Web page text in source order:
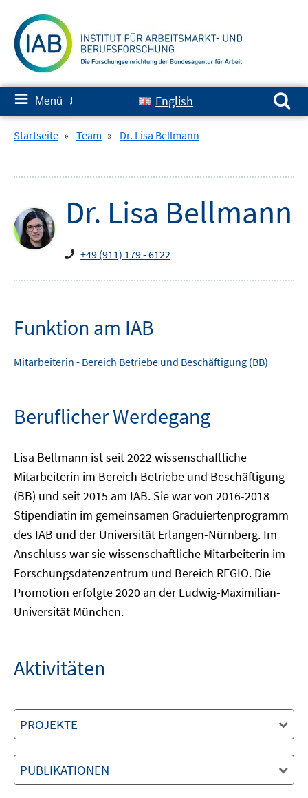
zum
Inhalt
≡ Menü ✘ English
Suchen nach:
Startseite » Team » Dr. Lisa Bellmann
Dr. Lisa Bellmann
+49 (911) 179 - 6122
Funktion am IAB
Mitarbeiterin - Bereich Betriebe und Beschäftigung (BB)
Beruflicher Werdegang
Lisa Bellmann ist seit 2022 wissenschaftliche
Mitarbeiterin im Bereich Betriebe und Beschäftigung
(BB) und seit 2015 am IAB. Sie war von 2016-2018
Stipendiatin im gemeinsamen Graduiertenprogramm
des IAB und der Universität Erlangen-Nürnberg. Im
Anschluss war sie wissenschaftliche Mitarbeiterin im
Forschungsdatenzentrum und Bereich REGIO. Die
Promotion erfolgte 2020 an der Ludwig-Maximilian-
Universität München.
Aktivitäten
PROJEKTE
PUBLIKATIONEN